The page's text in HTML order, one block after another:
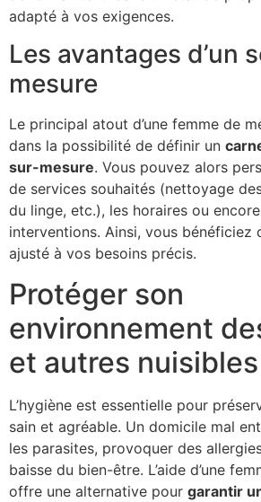
adapté à vos exigences.
Les avantages d’un
mesure
Le principal atout d’une femme de
dans la possibilité de définir un
sur-mesure. Vous pouvez alors
de services souhaités (nettoyage
du linge, etc.), les horaires ou
interventions. Ainsi, vous bénéficiez
ajusté à vos besoins précis.
Protéger son
environnement
et autres nuisibles
L’hygiène est essentielle pour
sain et agréable. Un domicile mal
les parasites, provoquer des
baisse du bien-être. L’aide d’une
offre une alternative pour garantir